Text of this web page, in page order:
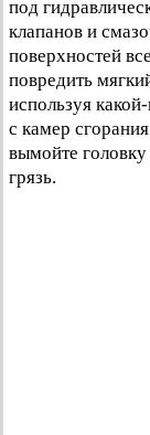
под
клапанов и
поверхностей
повредить
используя
с камер
вымойте
грязь.